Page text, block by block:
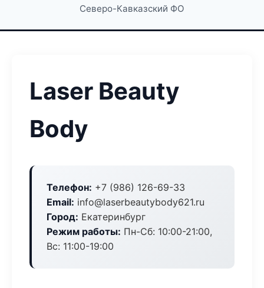
Северо-Кавказский ФО
Laser Beauty
Body
Телефон: +7 (986) 126-69-33
Email: info@laserbeautybody621.ru
Город: Екатеринбург
Режим работы: Пн-Сб: 10:00-21:00,
Вс: 11:00-19:00